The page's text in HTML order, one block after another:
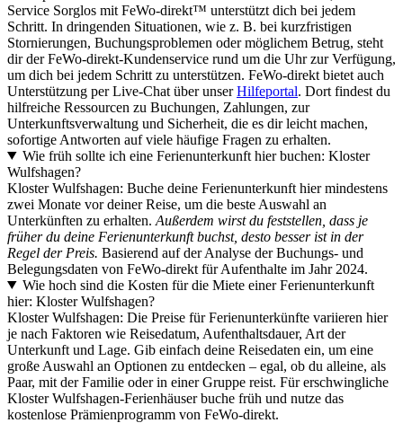
Service Sorglos mit FeWo-direkt™ unterstützt dich bei jedem
Schritt. In dringenden Situationen, wie z. B. bei kurzfristigen
Stornierungen, Buchungsproblemen oder möglichem Betrug, steht
dir der FeWo-direkt-Kundenservice rund um die Uhr zur Verfügung,
um dich bei jedem Schritt zu unterstützen. FeWo-direkt bietet auch
Unterstützung per Live-Chat über unserHilfeportal. Dort findest du
hilfreiche Ressourcen zu Buchungen, Zahlungen, zur
Unterkunftsverwaltung und Sicherheit, die es dir leicht machen,
sofortige Antworten auf viele häufige Fragen zu erhalten.
Wie früh sollte ich eine Ferienunterkunft hier buchen: Kloster
Wulfshagen?
Kloster Wulfshagen: Buche deine Ferienunterkunft hier mindestens
zwei Monate vor deiner Reise, um die beste Auswahl an
Unterkünften zu erhalten. Außerdem wirst du feststellen, dass je
früher du deine Ferienunterkunft buchst, desto besser ist in der
Regel der Preis. Basierend auf der Analyse der Buchungs- und
Belegungsdaten von FeWo-direkt für Aufenthalte im Jahr 2024.
Wie hoch sind die Kosten für die Miete einer Ferienunterkunft
hier: Kloster Wulfshagen?
Kloster Wulfshagen: Die Preise für Ferienunterkünfte variieren hier
je nach Faktoren wie Reisedatum, Aufenthaltsdauer, Art der
Unterkunft und Lage. Gib einfach deine Reisedaten ein, um eine
große Auswahl an Optionen zu entdecken – egal, ob du alleine, als
Paar, mit der Familie oder in einer Gruppe reist. Für erschwingliche
Kloster Wulfshagen-Ferienhäuser buche früh und nutze das
kostenlose Prämienprogramm von FeWo-direkt.